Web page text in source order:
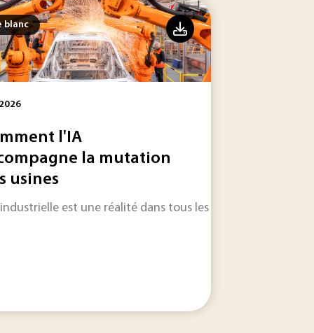
les performances des usines.
blanc
l'IA
la mutation
usines
industrielle est une réalité dans tous les secteurs d'activité.